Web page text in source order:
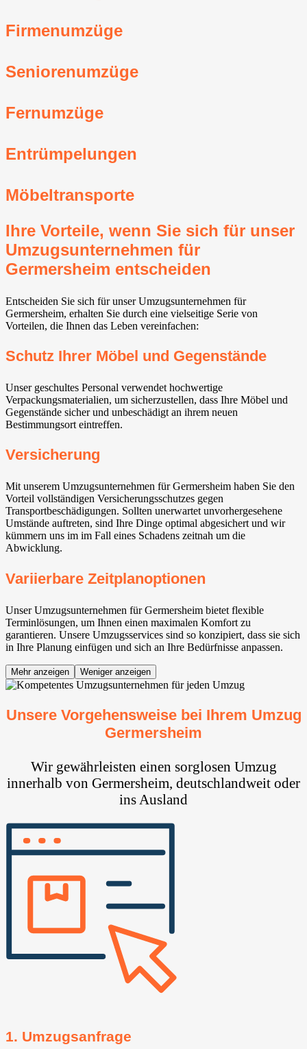
Firmenumzüge
Seniorenumzüge
Fernumzüge
Entrümpelungen
Möbeltransporte
Ihre Vorteile, wenn Sie sich für unser
Umzugsunternehmen für
Germersheim entscheiden
Entscheiden Sie sich für unser Umzugsunternehmen für
Germersheim, erhalten Sie durch eine vielseitige Serie von
Vorteilen, die Ihnen das Leben vereinfachen:
Schutz Ihrer Möbel und Gegenstände
Unser geschultes Personal verwendet hochwertige
Verpackungsmaterialien, um sicherzustellen, dass Ihre Möbel und
Gegenstände sicher und unbeschädigt an ihrem neuen
Bestimmungsort eintreffen.
Versicherung
Mit unserem Umzugsunternehmen für Germersheim haben Sie den
Vorteil vollständigen Versicherungsschutzes gegen
Transportbeschädigungen. Sollten unerwartet unvorhergesehene
Umstände auftreten, sind Ihre Dinge optimal abgesichert und wir
kümmern uns im im Fall eines Schadens zeitnah um die
Abwicklung.
Variierbare Zeitplanoptionen
Unser Umzugsunternehmen für Germersheim bietet flexible
Terminlösungen, um Ihnen einen maximalen Komfort zu
garantieren. Unsere Umzugsservices sind so konzipiert, dass sie sich
in Ihre Planung einfügen und sich an Ihre Bedürfnisse anpassen.
Mehr anzeigen Weniger anzeigen
Unsere Vorgehensweise bei Ihrem Umzug
Germersheim
Wir gewährleisten einen sorglosen Umzug
innerhalb von Germersheim, deutschlandweit oder
ins Ausland
1. Umzugsanfrage